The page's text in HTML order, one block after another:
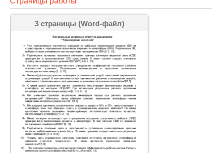
3 страницы (Word-файл)